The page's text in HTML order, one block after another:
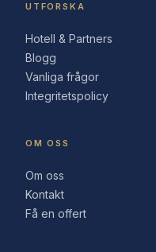
UTFORSKA
Hotell & Partners
Blogg
Vanliga frågor
Integritetspolicy
OM OSS
Om oss
Kontakt
Få en offert